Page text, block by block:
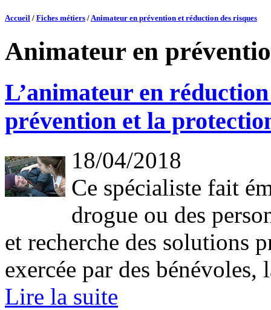
Accueil / Fiches métiers /Animateur en prévention et réduction des risques
Animateur en
L’animateur en
prévention et la
18/04/2018
Ce spécialiste fait
drogue ou des
et recherche des solutions
exercée par des
Lire la suite